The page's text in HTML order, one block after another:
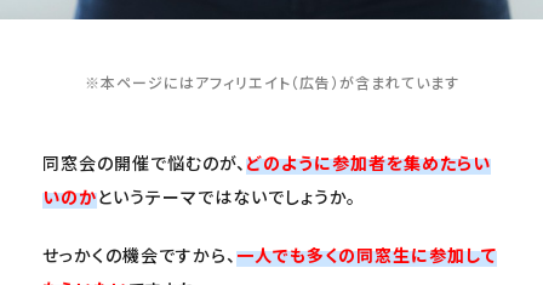
※本ページにはアフィリエイト（広告）が含まれています
同窓会の開催で悩むのが、どのように参加者を集めたらい
いのかというテーマではないでしょうか。
せっかくの機会ですから、一人でも多くの同窓生に参加して